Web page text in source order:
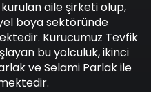
kurulan aile şirketi olup,
boya sektöründe
Kurucumuz Tevfik
bu yolculuk, ikinci
ve Selami Parlak ile